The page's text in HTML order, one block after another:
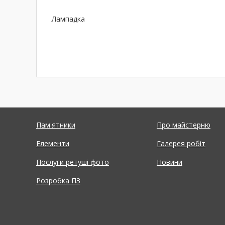
Лампадка
Пам'ятники
Елементи
Послуги ретуші фото
Розробка ПЗ
Про майстерню
Галерея робіт
Новини